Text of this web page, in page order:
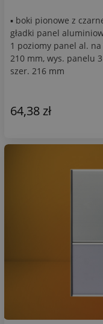
▪ boki pionowe z
gładki panel
1 poziomy panel al.
210 mm, wys. panelu
szer. 216 mm
64,38 zł